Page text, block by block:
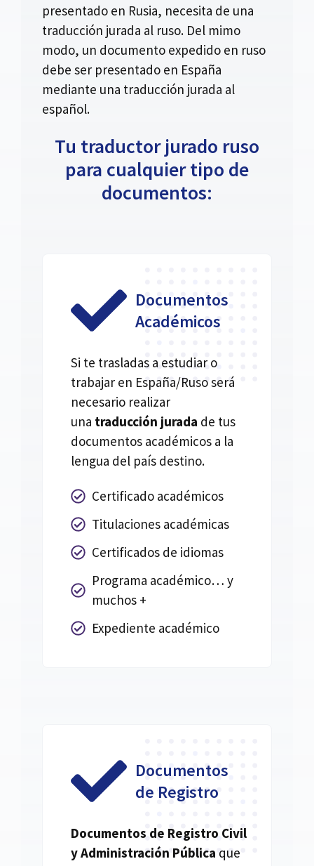
presentado en Rusia, necesita de una
traducción jurada al ruso. Del mimo
modo, un documento expedido en ruso
debe ser presentado en España
mediante una traducción jurada al
español.
Tu traductor jurado ruso
para cualquier tipo de
documentos:
Documentos
Académicos
Si te trasladas a estudiar o
trabajar en España/Ruso será
necesario realizar
una traducción jurada de tus
documentos académicos a la
lengua del país destino.
Certificado académicos
Titulaciones académicas
Certificados de idiomas
Programa académico… y
muchos +
Expediente académico
Documentos
de Registro
Documentos de Registro Civil
y Administración Pública que